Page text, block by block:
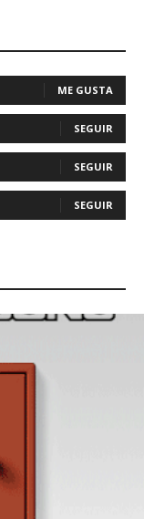
ME GUSTA
SEGUIR
SEGUIR
SEGUIR